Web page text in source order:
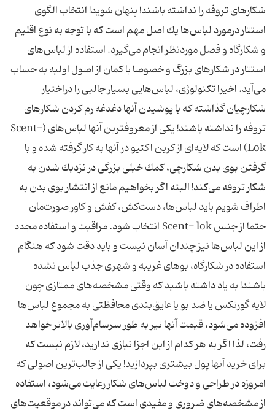
شكارهای تروفه را نداشته باشند! پنهان شوید! انتخاب الگوی
استتار درمورد لباس‌ها یك اصل مهم است كه با توجه به نوع اقلیم
و شكارگاه و فصل موردنظر انجام می‌گیرد. استفاده از لباس‌های
استتار در شكارهای بزرگ و خصوصا با كمان از اصول اولیه به حساب
می‌آید. اخیرا تكنولوژی، لباس‌هایی بسیار جالبی را دراختیار
شكارچیان گذاشته كه با پوشیدن آنها دغدغه رم كردن شكارهای
تروفه را نداشته باشند! یكی از معروفترین آنها لباس‌های (Scent-
Lok) است كه لایه‌ای از كربن اكتیو در آنها به كار گرفته شده و با
گرفتن بوی بدن شكارچی، كمك خیلی بزرگی در نزدیك شدن به
شكار تروفه می‌كند! البته اگر بخواهیم مانع از انتشار بوی بدن به
اطراف شویم باید لباس‌ها، دست‌كش، كفش و كاور صورت‌مان
حتما از جنس Scent- lok انتخاب شود. مراقبت و استفاده مجدد
از این لباس‌ها نیز چندان آسان نیست و باید دقت شود كه هنگام
استفاده در شكارگاه، بوهای غریبه و شهری جذب لباس نشده
باشند! به یاد داشته باشید كه وقتی مشخصه‌های ممتازی چون
لایه گورتكس یا ضد بو یا عایق‌بندی محافظتی به مجموع لباس‌ها
افزوده می‌شود، قیمت آنها نیز به طور سرسام‌آوری بالاتر خواهد
رفت، لذا اگر به هر كدام از این اجزا نیازی ندارید، لازم نیست كه
برای خرید آنها پول بیشتری بپردازید! یكی از جالب‌ترین اصولی كه
امروزه در طراحی و دوخت لباس‌های شكار رعایت می‌شود، استفاده
از مشخصه‌های ضروری و مفیدی است كه می‌تواند در موقعیت‌های